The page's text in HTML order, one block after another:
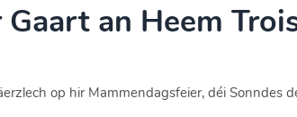
an Heem
op hir Mammendagsfeier, déi Sonndes